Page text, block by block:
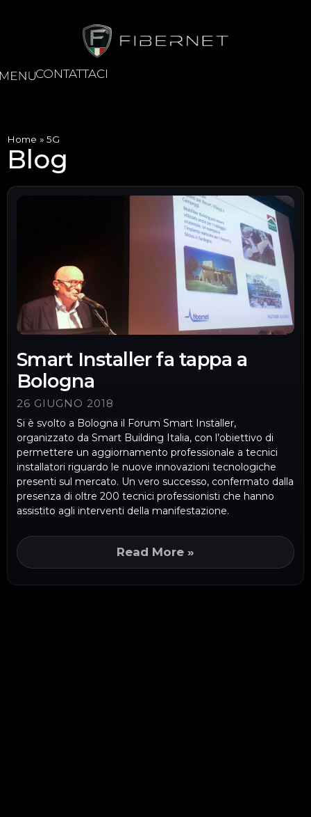
CONTATTACI
Home » 5G
Blog
Smart Installer fa tappa a
Bologna
26 GIUGNO 2018
Si è svolto a Bologna il Forum Smart Installer,
organizzato da Smart Building Italia, con l’obiettivo di
permettere un aggiornamento professionale a tecnici
installatori riguardo le nuove innovazioni tecnologiche
presenti sul mercato. Un vero successo, confermato dalla
presenza di oltre 200 tecnici professionisti che hanno
assistito agli interventi della manifestazione.
Read More »